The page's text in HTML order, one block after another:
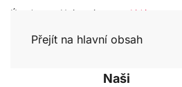
Přejít na hlavní obsah
Úvod Univerzita Lidé
Naši